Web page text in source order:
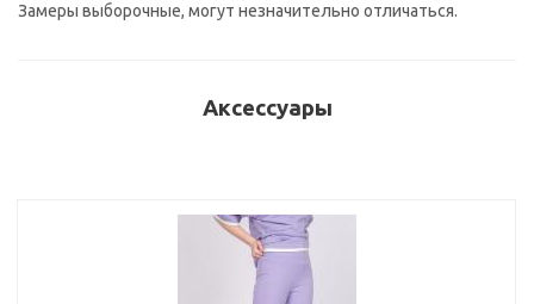
Замеры выборочные, могут незначительно отличаться.
Аксессуары